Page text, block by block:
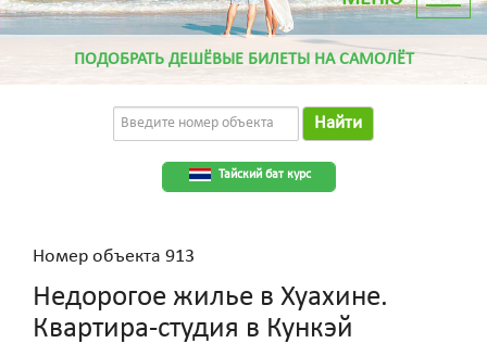
ПОДОБРАТЬ ДЕШЁВЫЕ БИЛЕТЫ НА САМОЛЁТ
Найти
Тайский бат курс
Номер объекта 913
Недорогое жилье в Хуахине.
Квартира-студия в Кункэй